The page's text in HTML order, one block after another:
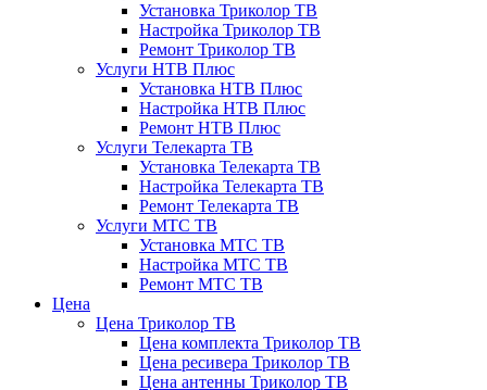
Установка Триколор ТВ
Настройка Триколор ТВ
Ремонт Триколор ТВ
Услуги НТВ Плюс
Установка НТВ Плюс
Настройка НТВ Плюс
Ремонт НТВ Плюс
Услуги Телекарта ТВ
Установка Телекарта ТВ
Настройка Телекарта ТВ
Ремонт Телекарта ТВ
Услуги МТС ТВ
Установка МТС ТВ
Настройка МТС ТВ
Ремонт МТС ТВ
Цена
Цена Триколор ТВ
Цена комплекта Триколор ТВ
Цена ресивера Триколор ТВ
Цена антенны Триколор ТВ